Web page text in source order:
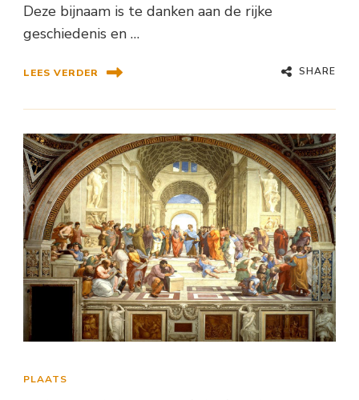
Deze bijnaam is te danken aan de rijke
geschiedenis en …
LEES VERDER SHARE
PLAATS